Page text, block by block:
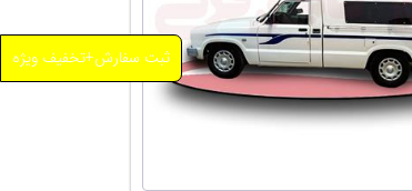
ثبت سفارش+تخفیف ویژه